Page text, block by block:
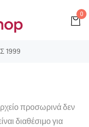
0
1999
προσωρινά δεν
διαθέσιμο για